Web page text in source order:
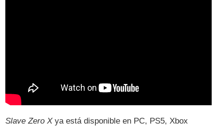
Slave Zero Xya está disponible en PC, PS5, Xbox